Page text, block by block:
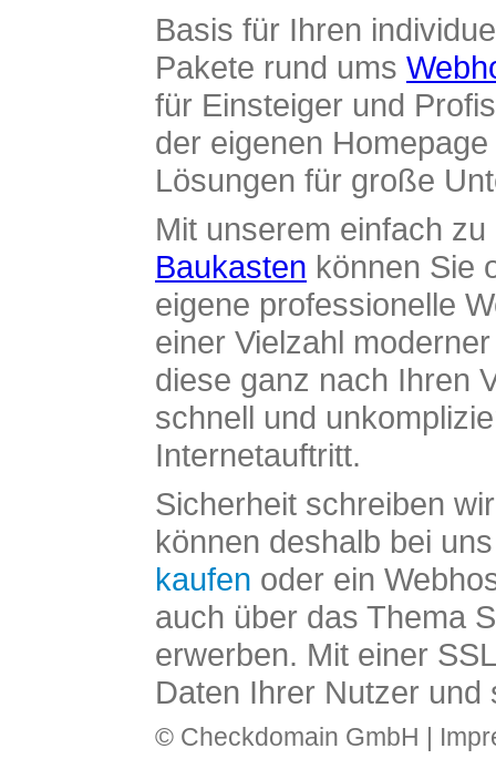
Basis für Ihren
Pakete rund ums
für Einsteiger und
der eigenen
Lösungen für große
Mit unserem einfach
Baukasten können Sie
eigene professionelle
einer Vielzahl
diese ganz nach Ihren
schnell und
Internetauftritt.
Sicherheit schreiben
können deshalb bei
kaufen oder ein
auch über das Thema
erwerben. Mit einer
Daten Ihrer Nutzer und
© Checkdomain GmbH |